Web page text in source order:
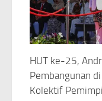
HUT ke-25,
Pembangunan
Kolektif